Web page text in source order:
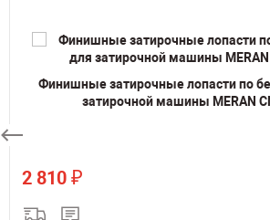
Финишные затирочные лопасти по
затирочной машины MERAN
2 810 ₽